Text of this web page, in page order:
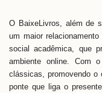
O BaixeLivros, além de
um maior
social acadêmica, que
ambiente online. Com
clássicas, promovendo o
ponte que liga o